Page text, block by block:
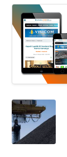
NUSANTARA
KHAS
SERBA-
SERBI
OPINI
Informasi